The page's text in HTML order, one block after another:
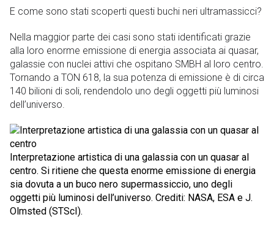
E come sono stati scoperti questi buchi neri ultramassicci?
Nella maggior parte dei casi sono stati identificati grazie
alla loro enorme emissione di energia associata ai quasar,
galassie con nuclei attivi che ospitano SMBH al loro centro.
Tornando a TON 618, la sua potenza di emissione è di circa
140 bilioni di soli, rendendolo uno degli oggetti più luminosi
dell’universo.
Interpretazione artistica di una galassia con un quasar al
centro. Si ritiene che questa enorme emissione di energia
sia dovuta a un buco nero supermassiccio, uno degli
oggetti più luminosi dell’universo. Crediti: NASA, ESA e J.
Olmsted (STScI).